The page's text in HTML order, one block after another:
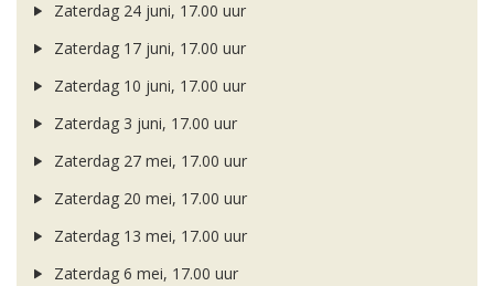
Zaterdag 24 juni, 17.00 uur
Zaterdag 17 juni, 17.00 uur
Zaterdag 10 juni, 17.00 uur
Zaterdag 3 juni, 17.00 uur
Zaterdag 27 mei, 17.00 uur
Zaterdag 20 mei, 17.00 uur
Zaterdag 13 mei, 17.00 uur
Zaterdag 6 mei, 17.00 uur